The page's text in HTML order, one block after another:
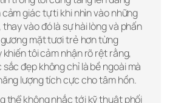
giác tự ti khi nhìn vào những
vào đó là sự hài lòng và phấn
mặt tươi trẻ hơn từng
khiến tôi cảm nhận rõ rệt rằng,
đẹp không chỉ là bề ngoài mà
lượng tích cực cho tâm hồn.
thể không nhắc tới kỹ thuật phối